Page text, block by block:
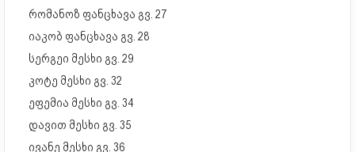
რომანოზ ფანცხავა გვ. 27
იაკობ ფანცხავა გვ. 28
სერგეი მესხი გვ. 29
კოტე მესხი გვ. 32
ეფემია მესხი გვ. 34
დავით მესხი გვ. 35
ივანე მესხი გვ. 36